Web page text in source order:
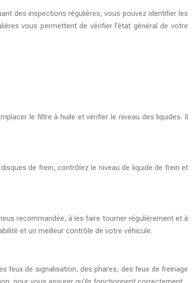
des inspections régulières, vous pouvez identifier les
vous permettent de vérifier l’état général de votre
le filtre à huile et vérifier le niveau des liquides. Il
de frein, contrôlez le niveau de liquide de frein et
recommandée, à les faire tourner régulièrement et à
et un meilleur contrôle de votre véhicule.
feux de signalisation, des phares, des feux de freinage